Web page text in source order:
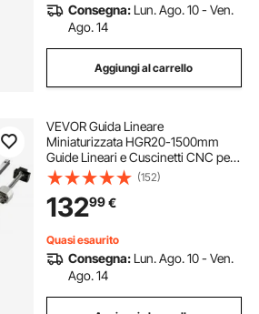
Consegna: Lun. Ago. 10 - Ven.
Ago. 14
Aggiungi al carrello
VEVOR Guida Lineare
Miniaturizzata HGR20-1500mm
Guide Lineari e Cuscinetti CNC per
Macchine di Automazione Fresatrici
CNC fai da te, Guida Lineare di
Scorrimento
(152)
13299€
Quasi esaurito
Consegna: Lun. Ago. 10 - Ven.
Ago. 14